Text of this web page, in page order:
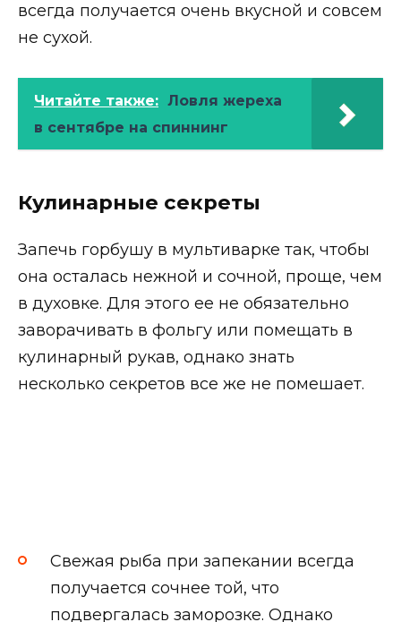
всегда получается очень вкусной и совсем
не сухой.
Читайте также: Ловля жереха
в сентябре на спиннинг
Кулинарные секреты
Запечь горбушу в мультиварке так, чтобы
она осталась нежной и сочной, проще, чем
в духовке. Для этого ее не обязательно
заворачивать в фольгу или помещать в
кулинарный рукав, однако знать
несколько секретов все же не помешает.
Свежая рыба при запекании всегда
получается сочнее той, что
подвергалась заморозке. Однако